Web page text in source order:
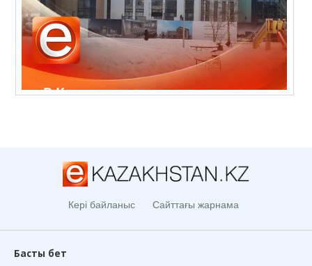
Кері байланыс Сайттағы жарнама
Басты бет